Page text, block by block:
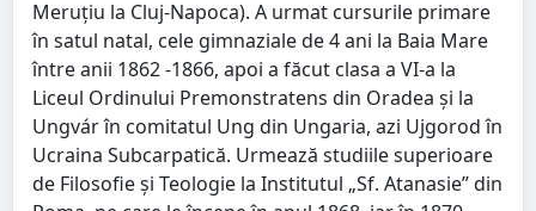
Meruţiu la Cluj-Napoca). A urmat cursurile primare
în satul natal, cele gimnaziale de 4 ani la Baia Mare
între anii 1862 -1866, apoi a făcut clasa a VI-a la
Liceul Ordinului Premonstratens din Oradea şi la
Ungvár în comitatul Ung din Ungaria, azi Ujgorod în
Ucraina Subcarpatică. Urmează studiile superioare
de Filosofie şi Teologie la Institutul „Sf. Atanasie” din